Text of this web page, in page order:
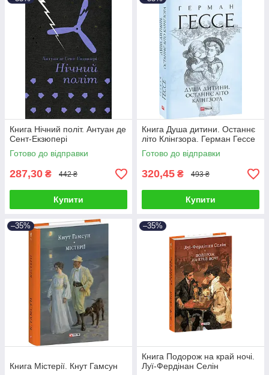
Книга Нічний політ. Антуан де
Сент-Екзюпері
Готово до відправки
287,30 ₴ 442 ₴
Купити
Книга Душа дитини. Останнє
літо Клінгзора. Герман Гессе
Готово до відправки
320,45 ₴ 493 ₴
Купити
–35%
Книга Містерії. Кнут Гамсун
–35%
Книга Подорож на край ночі.
Луї-Фердінан Селін